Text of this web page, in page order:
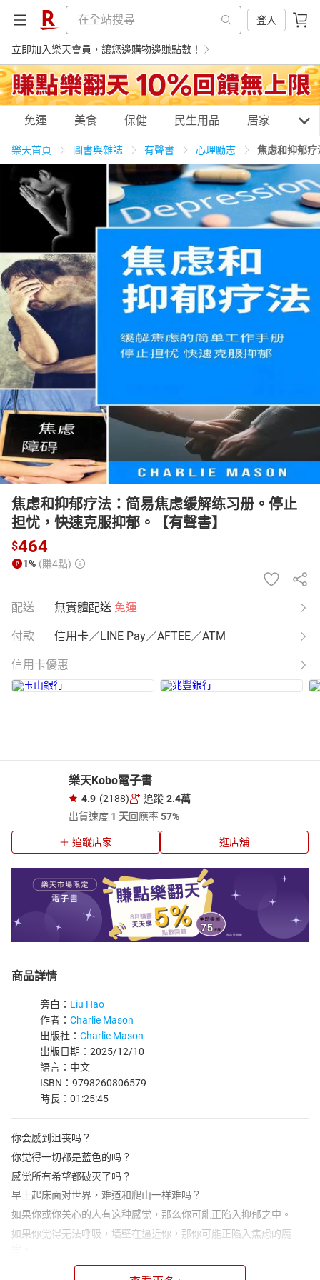
登入
立即加入樂天會員，讓您邊購物邊賺點數！
購物網分類
天天免運 美食蛋糕 養生保健 民生用品
居家生活 3C家電 運動休閒 親子玩具
女裝 男裝 化妝保養 情趣用品
日本購物 電子/紙本書
免運 美食 保健 民生用品 居家 3C
樂天首頁 圖書與雜誌 有聲書 心理勵志 焦虑和抑郁
焦虑和抑郁疗法：简易焦虑缓解练习册。停止
担忧，快速克服抑郁。【有聲書】
$464
1% (賺4點)
配送 無實體配送 免運
付款 信用卡／LINE Pay／AFTEE／ATM
信用卡優惠
樂天Kobo電子書
4.9 (2188) 追蹤 2.4萬
出貨速度 1 天回應率57%
追蹤店家 逛店舖
商品詳情
旁白： Liu Hao
作者： Charlie Mason
出版社： Charlie Mason
出版日期：2025/12/10
語言：中文
ISBN：9798260806579
時長：01:25:45
你会感到沮丧吗？
你觉得一切都是蓝色的吗？
感觉所有希望都破灭了吗？
早上起床面对世界，难道和爬山一样难吗？
如果你或你关心的人有这种感觉，那么你可能正陷入抑郁之中。
如果你觉得无法呼吸，墙壁在逼近你，那你可能正陷入焦虑的魔
在这本书中，《焦虑与抑郁的治愈：焦虑缓解的简单工作手册》。